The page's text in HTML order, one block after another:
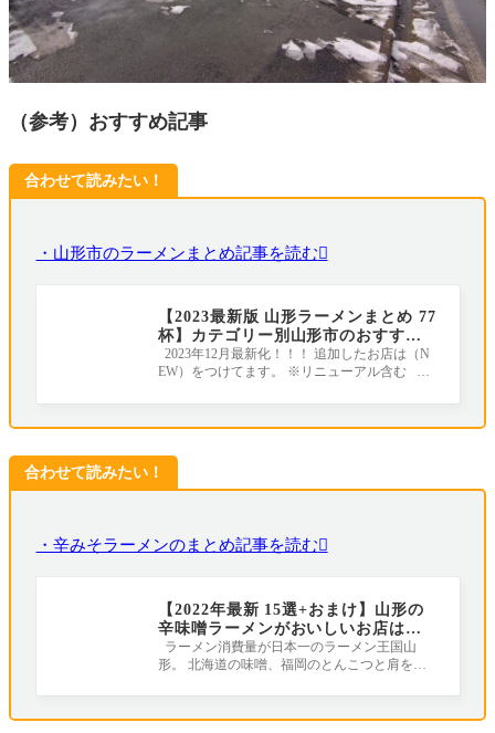
（参考）おすすめ記事
合わせて読みたい！
・山形市のラーメンまとめ記事を読む
【2023最新版 山形ラーメンまとめ 77
杯】カテゴリー別山形市のおすすめ
ラーメン店｜地元ライターがすべて
行きました！
2023年12月最新化！！！ 追加したお店は（N
EW）をつけてます。 ※リニューアル含む ラ
合わせて読みたい！
・辛みそラーメンのまとめ記事を読む
【2022年最新 15選+おまけ】山形の
辛味噌ラーメンがおいしいお店はこ
こだ！
ラーメン消費量が日本一のラーメン王国山
形。 北海道の味噌、福岡のとんこつと肩を並